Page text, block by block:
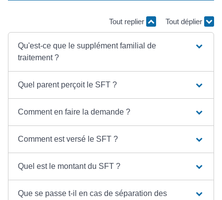
Tout replier Tout déplier
Qu'est-ce que le supplément familial de
traitement ?
Quel parent perçoit le SFT ?
Comment en faire la demande ?
Comment est versé le SFT ?
Quel est le montant du SFT ?
Que se passe t-il en cas de séparation des